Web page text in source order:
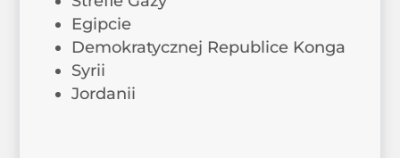
Egipcie
Demokratycznej Republice Konga
Syrii
Jordanii